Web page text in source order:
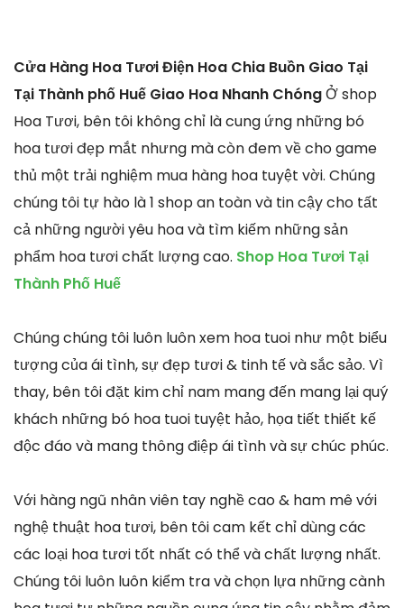
Cửa Hàng Hoa Tươi Điện Hoa Chia Buồn Giao Tại
Tại Thành phố Huế Giao Hoa Nhanh ChóngỞ shop
Hoa Tươi, bên tôi không chỉ là cung ứng những bó
hoa tươi đẹp mắt nhưng mà còn đem về cho game
thủ một trải nghiệm mua hàng hoa tuyệt vời. Chúng
chúng tôi tự hào là 1 shop an toàn và tin cậy cho tất
cả những người yêu hoa và tìm kiếm những sản
phẩm hoa tươi chất lượng cao. Shop Hoa Tươi Tại
Thành Phố Huế
Chúng chúng tôi luôn luôn xem hoa tuoi như một biểu
tượng của ái tình, sự đẹp tươi & tinh tế và sắc sảo. Vì
thay, bên tôi đặt kim chỉ nam mang đến mang lại quý
khách những bó hoa tuoi tuyệt hảo, họa tiết thiết kế
độc đáo và mang thông điệp ái tình và sự chúc phúc.
Với hàng ngũ nhân viên tay nghề cao & ham mê với
nghệ thuật hoa tươi, bên tôi cam kết chỉ dùng các
các loại hoa tươi tốt nhất có thể và chất lượng nhất.
Chúng tôi luôn luôn kiểm tra và chọn lựa những cành